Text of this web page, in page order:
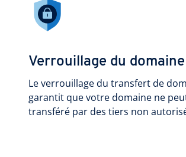
Verrouillage du domaine
Le verrouillage du transfert de
garantit que votre domaine ne
transféré par des tiers non